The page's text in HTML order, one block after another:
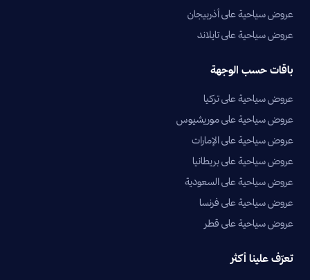
عروض سياحية على أذربيجان
عروض سياحية على تايلاند
باقات حسب الوجهة
عروض سياحية على تركيا
عروض سياحية على موريشيوس
عروض سياحية على الإمارات
عروض سياحية على بريطانيا
عروض سياحية على السعودية
عروض سياحية على فرنسا
عروض سياحية على قطر
تعرّف علينا أكثر